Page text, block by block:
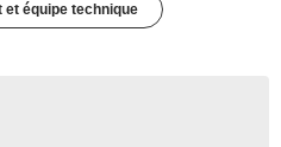
équipe technique